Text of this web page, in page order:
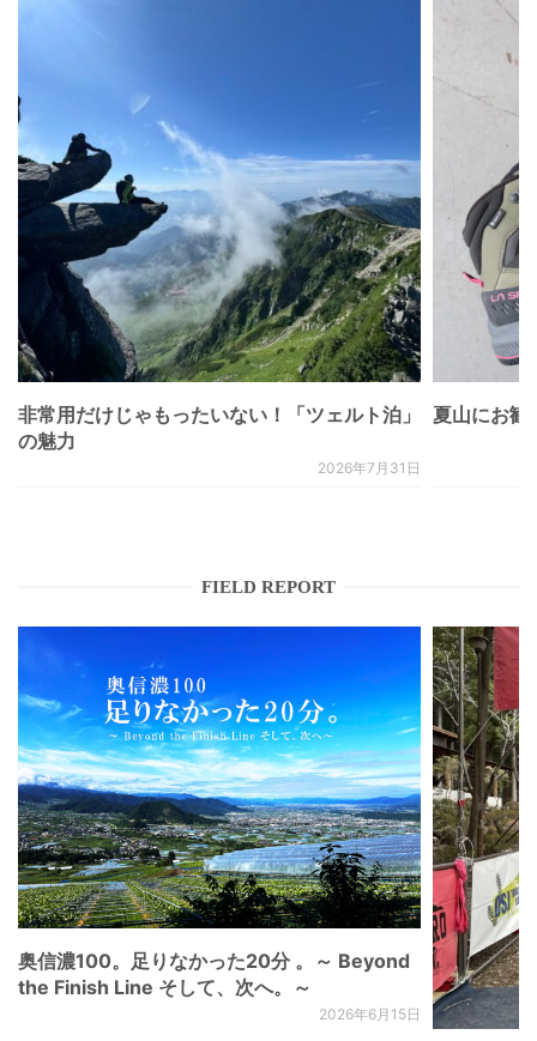
非常用だけじゃもったいない！「ツェルト泊」
の魅力
2026年7月31日
夏山にお
FIELD REPORT
奥信濃100。足りなかった20分 。～ Beyond
the Finish Line そして、次へ。～
2026年6月15日